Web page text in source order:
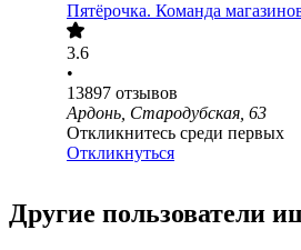
Пятёрочка. Команда
3.6
•
13897 отзывов
Ардонь, Стародубская, 63
Откликнитесь среди первых
Откликнуться
Другие пользователи